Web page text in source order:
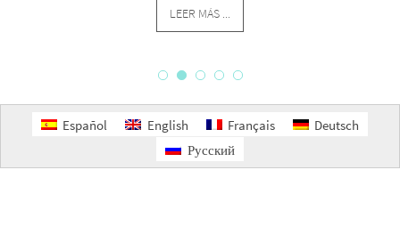
LEER MÁS ...
Español English Français
Deutsch
Русский